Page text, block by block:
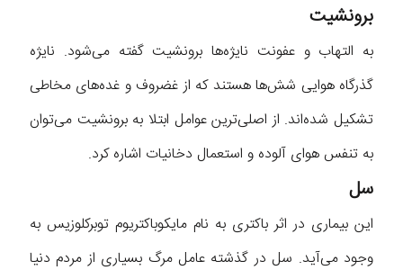
برونشیت
به التهاب و عفونت نایژه‌ها برونشیت گفته می‌شود. نایژه
گذرگاه هوایی شش‌ها هستند که از غضروف و غده‌های مخاطی
تشکیل شده‌اند. از اصلی‌ترین عوامل ابتلا به برونشیت می‌توان
به تنفس هوای آلوده و استعمال دخانیات اشاره کرد.
سل
این بیماری در اثر باکتری به نام مایکوباکتریوم توبرکلوزیس به
وجود می‌آید. سل در گذشته عامل مرگ بسیاری از مردم دنیا